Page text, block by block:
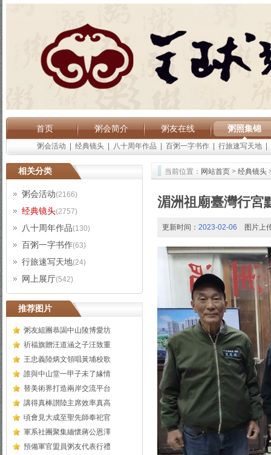
首页 粥会简介 粥友在线 粥照集锦
粥会活动 经典镜头 八十周年作品 百粥一字书作 行旅速写天地
相关分类
粥会活动(2166)
经典镜头(2757)
八十周年作品(130)
百粥一字书作(63)
行旅速写天地(24)
网上展厅(542)
推荐图片
粥友組團恭謁中山陵博愛坊
祈福旗贈汪道涵之子汪致重
王忠義陸炳文領唱黃埔校歌
誰與中山堂一甲子未了緣情
替美術界打造兩岸交流平台
講得真棒讃陸主席效率真高
頃會見大成至聖先師奉祀官
軍系社團聚集緬懷蔣公恩澤
預備軍官盟員粥友代表行禮
当前位置： 网站首页 > 经典镜头
湄洲祖廟臺灣行宮
更新时间： 2023-02-06 图片上